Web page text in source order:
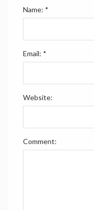
Name: *
Email: *
Website:
Comment: